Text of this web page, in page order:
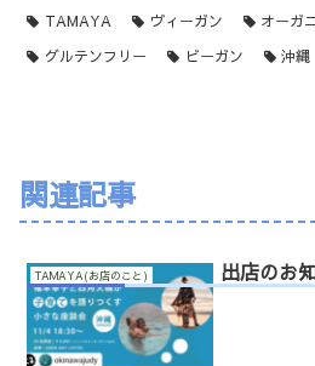
TAMAYA ヴィーガン オーガ
グルテンフリー
ビーガン 沖縄
関連記事
TAMAYA(お店のこと) 出店のお